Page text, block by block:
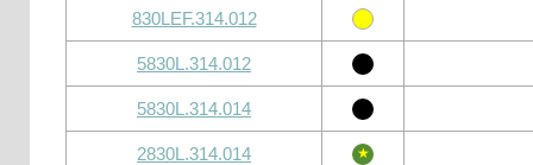
830LEF.314.012
5830L.314.012
5830L.314.014
2830L.314.014